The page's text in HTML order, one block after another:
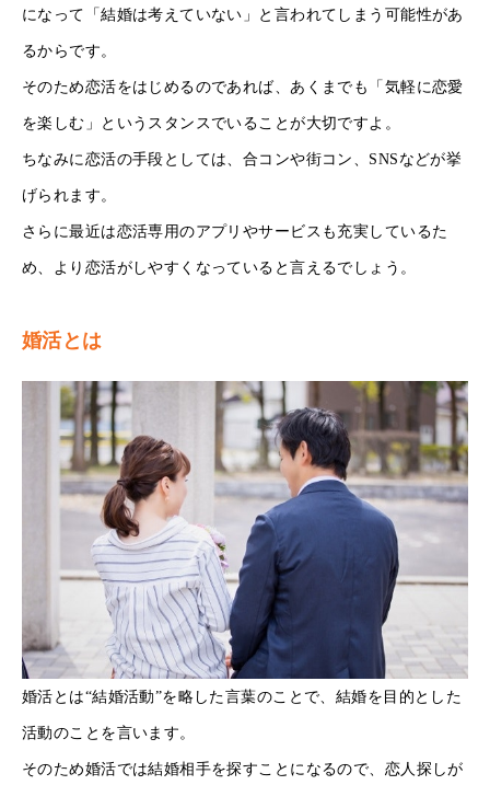
になって「結婚は考えていない」と言われてしまう可能性があ
るからです。
そのため恋活をはじめるのであれば、あくまでも「気軽に恋愛
を楽しむ」というスタンスでいることが大切ですよ。
ちなみに恋活の手段としては、合コンや街コン、SNSなどが挙
げられます。
さらに最近は恋活専用のアプリやサービスも充実しているた
め、より恋活がしやすくなっていると言えるでしょう。
婚活とは
婚活とは“結婚活動”を略した言葉のことで、結婚を目的とした
活動のことを言います。
そのため婚活では結婚相手を探すことになるので、恋人探しが